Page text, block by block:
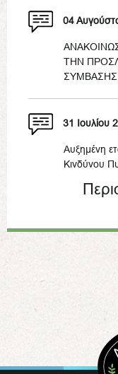
04
ΤΗΝ
31 Ιουλίου
Αυξημένη
Κινδύνου